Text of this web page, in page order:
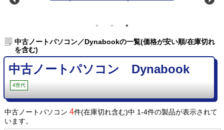
中古ノートパソコン／Dynabookの一覧(価格が安い順/在庫切れ
を含む)
中古ノートパソコン Dynabook
4世代
中古ノートパソコン 4件(在庫切れ含む)中 1-4件の製品が表示されて
います。